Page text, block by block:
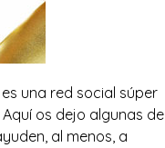
una red social súper
os dejo algunas de
al menos, a